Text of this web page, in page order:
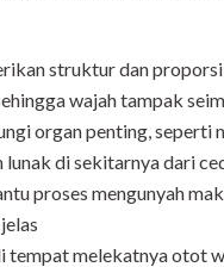
struktur dan
wajah tampak
organ penting, seperti
lunak di sekitarnya dari
proses mengunyah
tempat melekatnya otot